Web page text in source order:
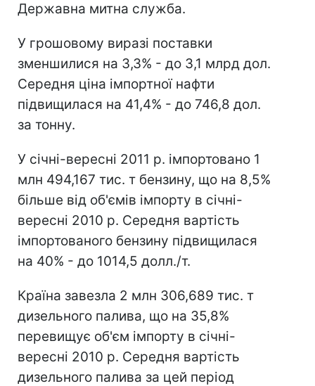
Державна митна служба.
У грошовому виразі поставки
зменшилися на 3,3% - до 3,1 млрд дол.
Середня ціна імпортної нафти
підвищилася на 41,4% - до 746,8 дол.
за тонну.
У січні-вересні 2011 р. імпортовано 1
млн 494,167 тис. т бензину, що на 8,5%
більше від об'ємів імпорту в січні-
вересні 2010 р. Середня вартість
імпортованого бензину підвищилася
на 40% - до 1014,5 долл./т.
Країна завезла 2 млн 306,689 тис. т
дизельного палива, що на 35,8%
перевищує об'єм імпорту в січні-
вересні 2010 р. Середня вартість
дизельного палива за цей період